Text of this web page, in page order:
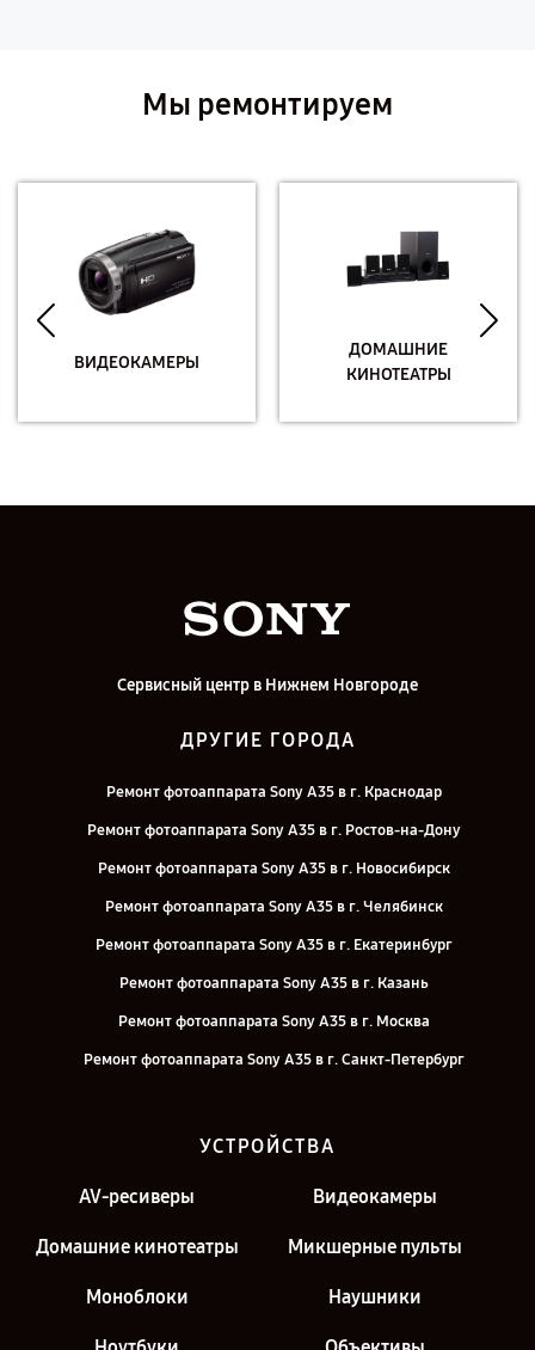
Мы ремонтируем
ВИДЕОКАМЕРЫ
ДОМАШНИЕ
КИНОТЕАТРЫ
Сервисный центр в Нижнем Новгороде
ДРУГИЕ ГОРОДА
Ремонт фотоаппарата Sony A35 в г. Краснодар
Ремонт фотоаппарата Sony A35 в г. Ростов-на-Дону
Ремонт фотоаппарата Sony A35 в г. Новосибирск
Ремонт фотоаппарата Sony A35 в г. Челябинск
Ремонт фотоаппарата Sony A35 в г. Екатеринбург
Ремонт фотоаппарата Sony A35 в г. Казань
Ремонт фотоаппарата Sony A35 в г. Москва
Ремонт фотоаппарата Sony A35 в г. Санкт-Петербург
УСТРОЙСТВА
AV-ресиверы Видеокамеры
Домашние кинотеатры Микшерные пульты
Моноблоки Наушники